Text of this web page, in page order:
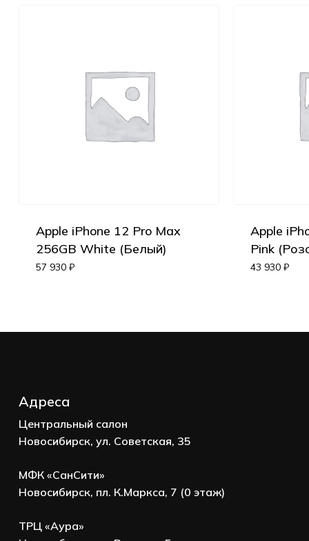
Apple iPhone 12 Pro Max
256GB White (Белый)
57 930 ₽
Apple
Pink
43 930 ₽
Адреса
Центральный салон
Новосибирск, ул. Советская, 35
МФК «СанСити»
Новосибирск, пл. К.Маркса, 7 (0 этаж)
ТРЦ «Аура»